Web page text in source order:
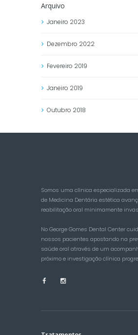
Arquivo
Janeiro 2023
Dezembro 2022
Fevereiro 2019
Janeiro 2019
Outubro 2018
Somos uma clínica especializada
de Medicina Dentária estética
reabilitação oral minimamente
No George Gomes Dental Center
nossos pacientes apostando na
saúde oral através de um
próximo e investigação clínica